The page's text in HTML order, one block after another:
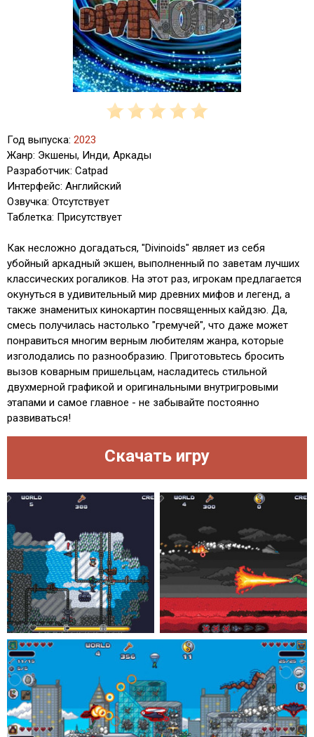
Год выпуска: 2023
Жанр: Экшены, Инди, Аркады
Разработчик: Catpad
Интерфейс: Английский
Озвучка: Отсутствует
Таблетка: Присутствует
Как несложно догадаться, "Divinoids" являет из себя
убойный аркадный экшен, выполненный по заветам лучших
классических рогаликов. На этот раз, игрокам предлагается
окунуться в удивительный мир древних мифов и легенд, а
также знаменитых кинокартин посвященных кайдзю. Да,
смесь получилась настолько "гремучей", что даже может
понравиться многим верным любителям жанра, которые
изголодались по разнообразию. Приготовьтесь бросить
вызов коварным пришельцам, насладитесь стильной
двухмерной графикой и оригинальными внутригровыми
этапами и самое главное - не забывайте постоянно
развиваться!
Скачать игру